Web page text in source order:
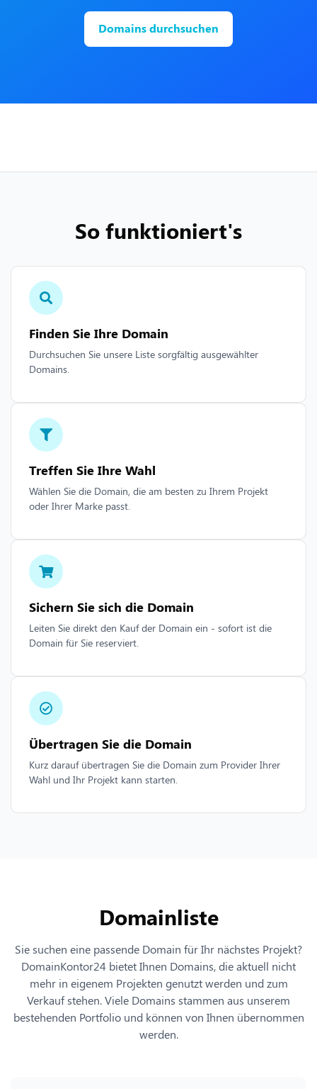
Domains durchsuchen
So funktioniert's
Finden Sie Ihre Domain
Durchsuchen Sie unsere Liste sorgfältig ausgewählter
Domains.
Treffen Sie Ihre Wahl
Wählen Sie die Domain, die am besten zu Ihrem Projekt
oder Ihrer Marke passt.
Sichern Sie sich die Domain
Leiten Sie direkt den Kauf der Domain ein - sofort ist die
Domain für Sie reserviert.
Übertragen Sie die Domain
Kurz darauf übertragen Sie die Domain zum Provider Ihrer
Wahl und Ihr Projekt kann starten.
Domainliste
Sie suchen eine passende Domain für Ihr nächstes Projekt?
DomainKontor24 bietet Ihnen Domains, die aktuell nicht
mehr in eigenem Projekten genutzt werden und zum
Verkauf stehen. Viele Domains stammen aus unserem
bestehenden Portfolio und können von Ihnen übernommen
werden.